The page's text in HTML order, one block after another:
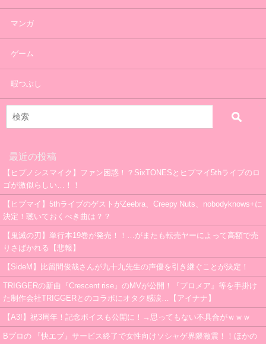
マンガ
ゲーム
暇つぶし
最近の投稿
【ヒプノシスマイク】ファン困惑！？SixTONESとヒプマイ5thライブのロ
ゴが激似らしい…！！
【ヒプマイ】5thライブのゲストがZeebra、Creepy Nuts、nobodyknows+に
決定！聴いておくべき曲は？？
【鬼滅の刃】単行本19巻が発売！！…がまたも転売ヤーによって高額で売
りさばかれる【悲報】
【SideM】比留間俊哉さんが九十九先生の声優を引き継ぐことが決定！
TRIGGERの新曲『Crescent rise』のMVが公開！『プロメア』等を手掛け
た制作会社TRIGGERとのコラボにオタク感涙…【アイナナ】
【A3!】祝3周年！記念ボイスも公開に！→思ってもない不具合がｗｗｗ
Bプロの 『快エブ』サービス終了で女性向けソシャゲ界隈激震！！ほかの